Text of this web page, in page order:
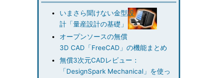
いまさら聞けない金型設
計「量産設計の基礎」
オープンソースの無償
3D CAD「FreeCAD」の機能まとめ
無償3次元CADレビュー：
「DesignSpark Mechanical」を使っ